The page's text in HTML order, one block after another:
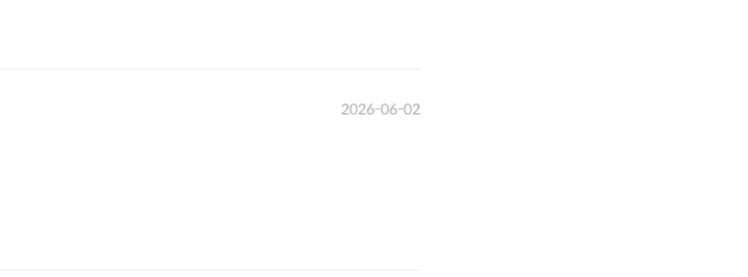
2026-06-02